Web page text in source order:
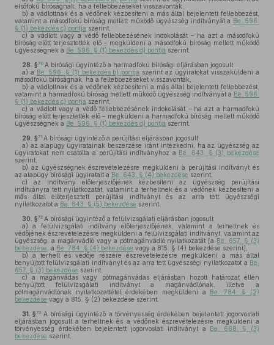
elsőfokú bíróságnak, ha a fellebbezéseket visszavonták,
b) a vádlottnak és a védőnek kézbesíteni a más által bejelentett fellebbezést,
valamint a másodfokú bíróság mellett működő ügyészség indítványát a Be. 596.
§ (1) bekezdés c) pontja szerint,
c) a vádlott vagy a védő fellebbezésének indokolását – ha azt a másodfokú
bíróság előtt terjesztették elő – megküldeni a másodfokú bíróság mellett működő
ügyészségnek a Be. 596. § (1) bekezdés d) pontja szerint.
28. §70 A bírósági ügyintéző a harmadfokú bírósági eljárásban jogosult
a) a Be. 596. § (1) bekezdés b) pontja szerint az ügyiratokat visszaküldeni a
másodfokú bíróságnak, ha a fellebbezéseket visszavonták,
b) a vádlottnak és a védőnek kézbesíteni a más által bejelentett fellebbezést,
valamint a harmadfokú bíróság mellett működő ügyészség indítványát a Be. 596.
§ (1) bekezdés c) pontja szerint,
c) a vádlott vagy a védő fellebbezésének indokolását – ha azt a harmadfokú
bíróság előtt terjesztették elő – megküldeni a harmadfokú bíróság mellett működő
ügyészségnek a Be. 596. § (1) bekezdés d) pontja szerint.
29. §71 A bírósági ügyintéző a perújítási eljárásban jogosult
a) az alapügy ügyiratainak beszerzése iránt intézkedni, ha az ügyészség az
ügyiratokat nem csatolta a perújítási indítványhoz a Be. 643. § (3) bekezdése
szerint,
b) az ügyészségnek észrevételezésre megküldeni a perújítási indítványt és
az alapügy bírósági ügyiratait a Be. 643. § (4) bekezdése szerint,
c) az indítvány előterjesztőjének kézbesíteni az ügyészség perújítási
indítványra tett nyilatkozatát, valamint a terheltnek és a védőnek kézbesíteni a
más által előterjesztett perújítási indítványt és az arra tett ügyészségi
nyilatkozatot a Be. 643. § (5) bekezdése szerint.
30. §72 A bírósági ügyintéző a felülvizsgálati eljárásban jogosult
a) a felülvizsgálati indítvány előterjesztőjének, valamint a terheltnek és
védőjének észrevételezésre megküldeni a felülvizsgálati indítványt, valamint az
ügyészség, a magánvádló vagy a pótmagánvádló nyilatkozatát [a Be. 657. § (3)
bekezdése , a Be. 784. § (4) bekezdése vagy a 815. § (4) bekezdése szerint],
b) a terhelt és védője részére észrevételezésre megküldeni a más által
benyújtott felülvizsgálati indítványt és az arra tett ügyészségi nyilatkozatot a Be.
657. § (3) bekezdése szerint,
c) a magánvádas vagy pótmagánvádas eljárásban hozott határozat ellen
benyújtott felülvizsgálati indítványt a magánvádlónak, illetve a
pótmagánvádlónak nyilatkozattétel érdekében megküldeni a Be. 784. § (2)
bekezdése vagy a 815. § (2) bekezdése szerint.
31. §73 A bírósági ügyintéző a törvényesség érdekében bejelentett jogorvoslati
eljárásban jogosult a terheltnek és a védőnek észrevételezésre megküldeni a
törvényesség érdekében bejelentett jogorvoslati indítványt a Be. 668. § (3)
bekezdése szerint.